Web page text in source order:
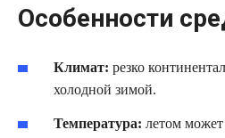
Особенности
Климат: резко
холодной зимой.
Температура: летом может